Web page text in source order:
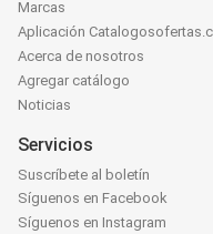
Marcas
Aplicación
Acerca de nosotros
Agregar catálogo
Noticias
Servicios
Suscríbete al boletín
Síguenos en Facebook
Síguenos en Instagram